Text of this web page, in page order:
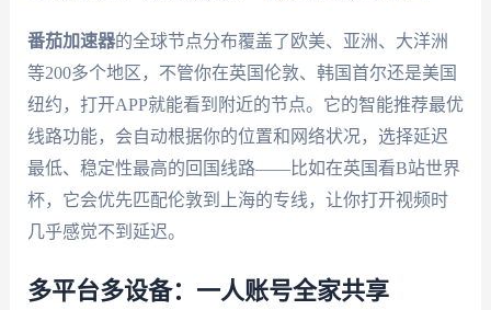
番茄加速器的全球节点分布覆盖了欧美、亚洲、大洋洲
等200多个地区，不管你在英国伦敦、韩国首尔还是美国
纽约，打开APP就能看到附近的节点。它的智能推荐最优
线路功能，会自动根据你的位置和网络状况，选择延迟
最低、稳定性最高的回国线路——比如在英国看B站世界
杯，它会优先匹配伦敦到上海的专线，让你打开视频时
几乎感觉不到延迟。
多平台多设备：一人账号全家共享